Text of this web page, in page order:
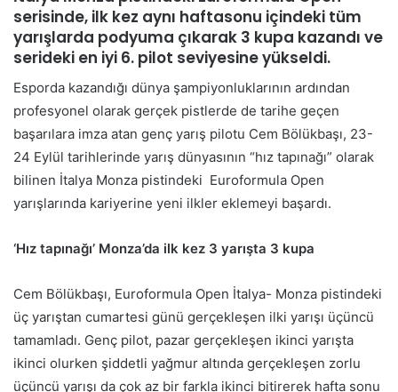
serisinde, ilk kez aynı haftasonu içindeki tüm
yarışlarda podyuma çıkarak 3 kupa kazandı ve
serideki en iyi 6. pilot seviyesine yükseldi.
Esporda kazandığı dünya şampiyonluklarının ardından
profesyonel olarak gerçek pistlerde de tarihe geçen
başarılara imza atan genç yarış pilotu Cem Bölükbaşı, 23-
24 Eylül tarihlerinde yarış dünyasının “hız tapınağı” olarak
bilinen İtalya Monza pistindeki Euroformula Open
yarışlarında kariyerine yeni ilkler eklemeyi başardı.
‘Hız tapınağı’ Monza’da ilk kez 3 yarışta 3 kupa
Cem Bölükbaşı, Euroformula Open İtalya- Monza pistindeki
üç yarıştan cumartesi günü gerçekleşen ilki yarışı üçüncü
tamamladı. Genç pilot, pazar gerçekleşen ikinci yarışta
ikinci olurken şiddetli yağmur altında gerçekleşen zorlu
üçüncü yarışı da çok az bir farkla ikinci bitirerek hafta sonu